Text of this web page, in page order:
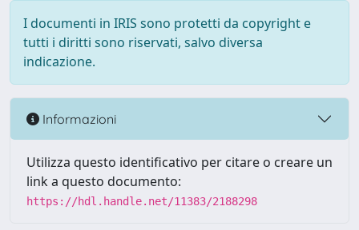
I documenti in IRIS sono protetti da copyright e
tutti i diritti sono riservati, salvo diversa
indicazione.
Informazioni
Utilizza questo identificativo per citare o creare un
link a questo documento:
https://hdl.handle.net/11383/2188298